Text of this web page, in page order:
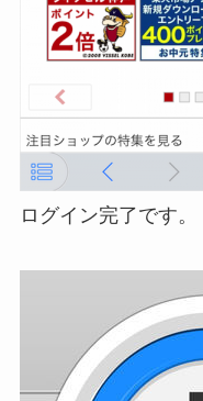
ログイン完了です。